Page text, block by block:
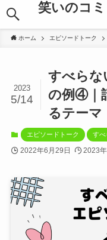
笑いのコ
ホーム エピソードトーク
すべらな
の例④｜
るテーマ
2023
5/14
エピソードトーク す
2022年6月29日 2023